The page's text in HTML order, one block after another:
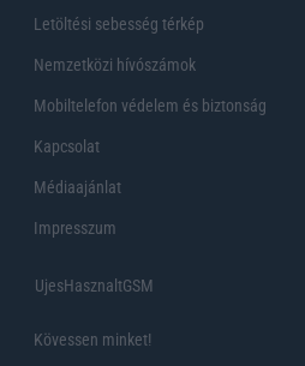
Letöltési sebesség térkép
Nemzetközi hívószámok
Mobiltelefon védelem és biztonság
Kapcsolat
Médiaajánlat
Impresszum
UjesHasznaltGSM
Kövessen minket!